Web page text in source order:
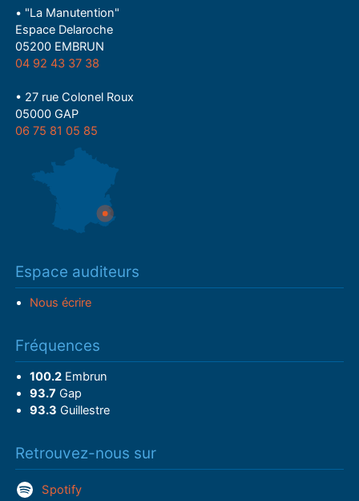
• "La Manutention"
Espace Delaroche
05200 EMBRUN
04 92 43 37 38
• 27 rue Colonel Roux
05000 GAP
06 75 81 05 85
Espace auditeurs
Nous écrire
Fréquences
100.2Embrun
93.7 Gap
93.3 Guillestre
Retrouvez-nous sur
Spotify